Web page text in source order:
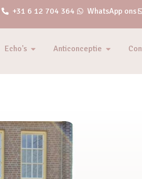
+31 6 12 704 364 WhatsApp ons
Echo's Anticonceptie